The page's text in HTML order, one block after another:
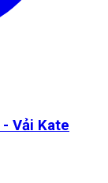
- Vải Kate